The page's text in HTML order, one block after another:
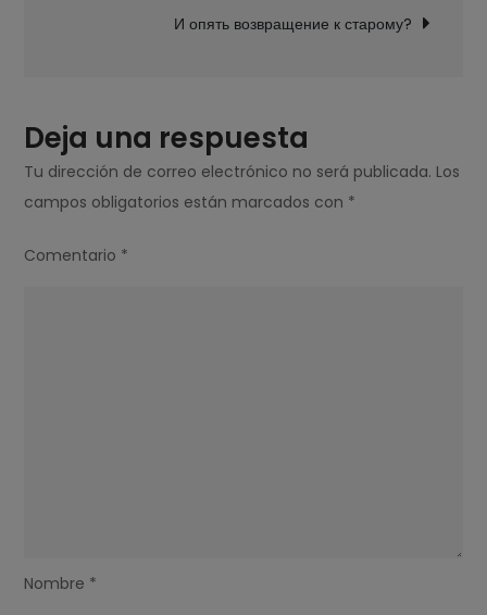
И опять возвращение к старому?
Deja una respuesta
Tu dirección de correo electrónico no será publicada. Los
campos obligatorios están marcados con *
Comentario *
Nombre *